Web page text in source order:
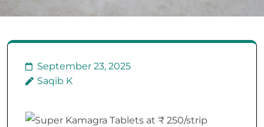
September 23, 2025
Saqib K